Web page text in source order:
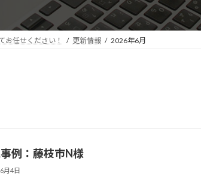
お任せください！ 更新情報 2026年6月
例：藤枝市N様
月4日